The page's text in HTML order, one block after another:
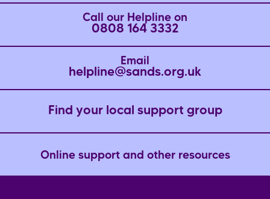
Call our Helpline on
0808 164 3332
Email
helpline@sands.org.uk
Find your local support group
Online support and other resources